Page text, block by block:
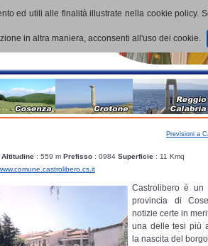
ed utili alle finalità illustrate nella cookie
in altra maniera, acconsenti all'uso dei cookie.
Previsioni a
Altitudine : 559 m Prefisso : 0984 Superficie : 11 Kmq
Castrolibero è un
provincia di
notizie certe in
una delle tesi più
la nascita del